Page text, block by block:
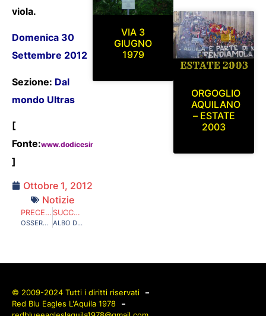
viola.
Domenica 30
Settembre 2012
Sezione: Dal
mondo Ultras
[
Fonte:www.dodicesimouomo.net
]
Ottobre 1, 2012
Notizie
PRECEDENTE
OSSERVATORIO: DAL PROSSIMO ANNO VIETATO FUMARE NEGLI STADI?
SUCCESSIVO
ALBO DEGLI STRISCIONI: “CENSURA PREVENTIVA, ABOLIAMOLO”
VIA 3
GIUGNO
1979
ORGOGLIO
AQUILANO
– ESTATE
2003
© 2009-2024 Tutti i diritti riservati
Red Blu Eagles L'Aquila 1978